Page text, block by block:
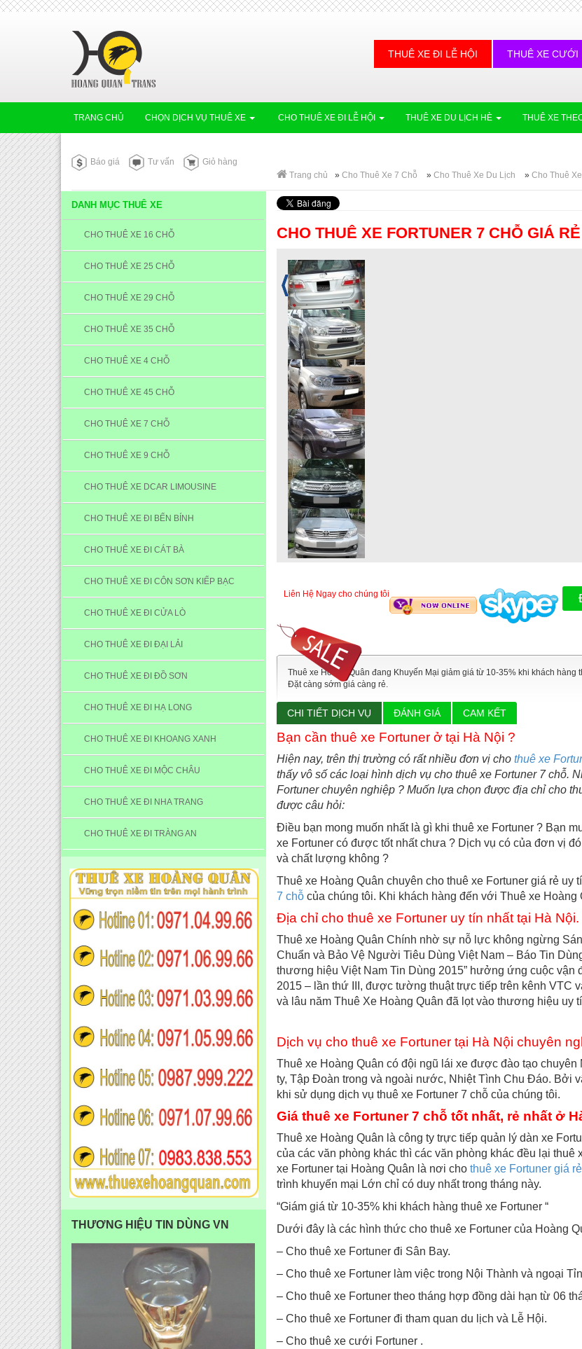
THUÊ XE ĐI LỄ HỘI THUÊ XE CƯỚI
TRANG CHỦ CHỌN DỊCH VỤ THUÊ XE CHO THUÊ XE ĐI LỄ HỘI THUÊ XE DU LỊCH HÈ THUÊ XE
Báo giá Tư vấn
Giỏ hàng
Trang chủ
» Cho Thuê Xe 7 Chỗ » Cho Thuê Xe Du Lịch » Cho Thuê
DANH MỤC THUÊ XE
CHO THUÊ XE 16 CHỖ
CHO THUÊ XE 25 CHỖ
CHO THUÊ XE 29 CHỖ
CHO THUÊ XE 35 CHỖ
CHO THUÊ XE 4 CHỖ
CHO THUÊ XE 45 CHỖ
CHO THUÊ XE 7 CHỖ
CHO THUÊ XE 9 CHỖ
CHO THUÊ XE DCAR LIMOUSINE
CHO THUÊ XE ĐI BẾN BÍNH
CHO THUÊ XE ĐI CÁT BÀ
CHO THUÊ XE ĐI CÔN SƠN KIẾP BẠC
CHO THUÊ XE ĐI CỬA LÒ
CHO THUÊ XE ĐI ĐẠI LẢI
CHO THUÊ XE ĐI ĐỒ SƠN
CHO THUÊ XE ĐI HẠ LONG
CHO THUÊ XE ĐI KHOANG XANH
CHO THUÊ XE ĐI MỘC CHÂU
CHO THUÊ XE ĐI NHA TRANG
CHO THUÊ XE ĐI TRÀNG AN
THƯƠNG HIỆU TIN DÙNG VN
CHO THUÊ XE FORTUNER 7 CHỖ GIÁ
Liên Hệ Ngay cho chúng tôi
Thuê xe Hoàng Quân đang Khuyến Mại giảm giá từ 10-35% khi khách
Đặt càng sớm giá càng rẻ.
CHI TIẾT DỊCH VỤ ĐÁNH GIÁ CAM KẾT
Bạn cần thuê xe Fortuner ở tại Hà Nội ?
Hiện nay, trên thị trường có rất nhiều đơn vị cho thuê xe
thấy vô số các loại hình dịch vụ cho thuê xe Fortuner 7 chỗ.
Fortuner chuyên nghiệp ? Muốn lựa chọn được địa chỉ cho
được câu hỏi:
Điều bạn mong muốn nhất là gì khi thuê xe Fortuner ? Bạn
xe Fortuner có được tốt nhất chưa ? Dịch vụ có của đơn vị
và chất lượng không ?
Thuê xe Hoàng Quân chuyên cho thuê xe Fortuner giá rẻ
7 chỗcủa chúng tôi. Khi khách hàng đến với Thuê xe Hoàng
Địa chỉ cho thuê xe Fortuner uy tín nhất tại Hà Nội.
Thuê xe Hoàng Quân Chính nhờ sự nỗ lực không ngừng
Chuẩn và Bảo Vệ Người Tiêu Dùng Việt Nam – Báo Tin
thương hiệu Việt Nam Tin Dùng 2015” hưởng ứng cuộc
2015 – lần thứ III, được tường thuật trực tiếp trên kênh VTC
và lâu năm Thuê Xe Hoàng Quân đã lọt vào thương hiệu
Dịch vụ cho thuê xe Fortuner tại Hà Nội chuyên
Thuê xe Hoàng Quân có đội ngũ lái xe được đào tạo
ty, Tập Đoàn trong và ngoài nước, Nhiệt Tình Chu Đáo. Bởi
khi sử dụng dịch vụ thuê xe Fortuner 7 chỗ của chúng tôi.
Giá thuê xe Fortuner 7 chỗ tốt nhất, rẻ nhất ở
Thuê xe Hoàng Quân là công ty trực tiếp quản lý dàn xe
của các văn phòng khác thì các văn phòng khác đều lại
xe Fortuner tại Hoàng Quân là nơi cho thuê xe Fortuner giá rẻ
trình khuyến mại Lớn chỉ có duy nhất trong tháng này.
“Giám giá từ 10-35% khi khách hàng thuê xe Fortuner “
Dưới đây là các hình thức cho thuê xe Fortuner của Hoàng
– Cho thuê xe Fortuner đi Sân Bay.
– Cho thuê xe Fortuner làm việc trong Nội Thành và ngoại
– Cho thuê xe Fortuner theo tháng hợp đồng dài hạn từ 06
– Cho thuê xe Fortuner đi tham quan du lịch và Lễ Hội.
– Cho thuê xe cưới Fortuner .